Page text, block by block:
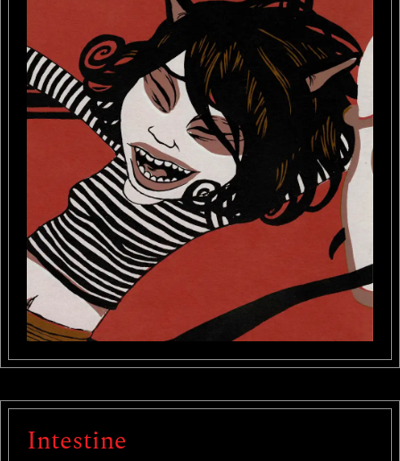
Intestine